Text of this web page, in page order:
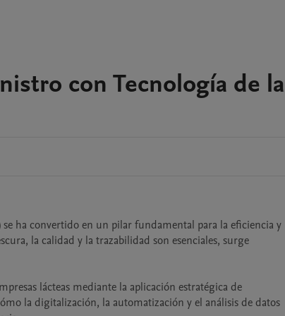
con Tecnología de la
ha convertido en un pilar fundamental para la eficiencia y
la calidad y la trazabilidad son esenciales, surge
lácteas mediante la aplicación estratégica de
la digitalización, la automatización y el análisis de datos